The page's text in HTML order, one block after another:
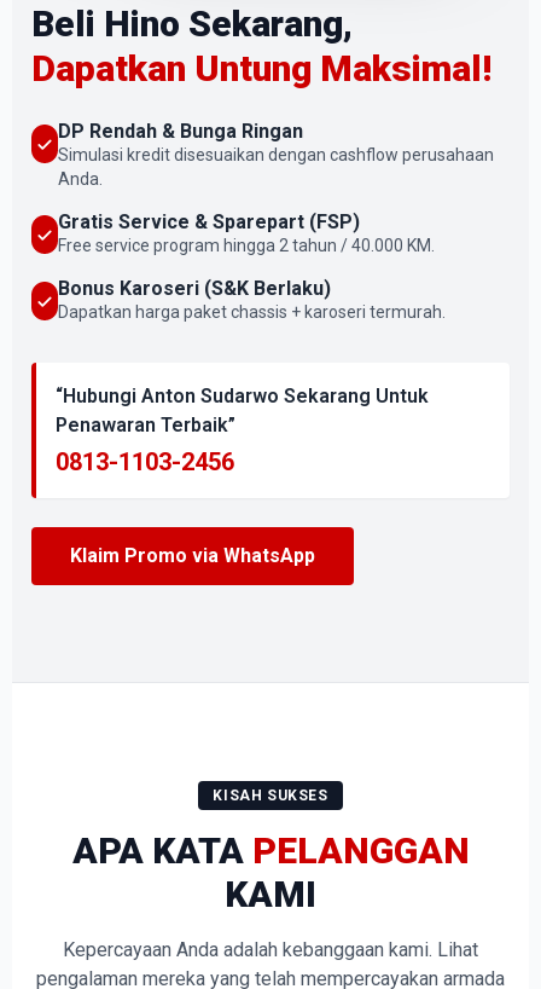
Beli Hino Sekarang,
Dapatkan Untung Maksimal!
DP Rendah & Bunga Ringan
Simulasi kredit disesuaikan dengan cashflow perusahaan
Anda.
Gratis Service & Sparepart (FSP)
Free service program hingga 2 tahun / 40.000 KM.
Bonus Karoseri (S&K Berlaku)
Dapatkan harga paket chassis + karoseri termurah.
“Hubungi Anton Sudarwo Sekarang Untuk
Penawaran Terbaik”
0813-1103-2456
Klaim Promo via WhatsApp
KISAH SUKSES
APA KATA PELANGGAN
KAMI
Kepercayaan Anda adalah kebanggaan kami. Lihat
pengalaman mereka yang telah mempercayakan armada